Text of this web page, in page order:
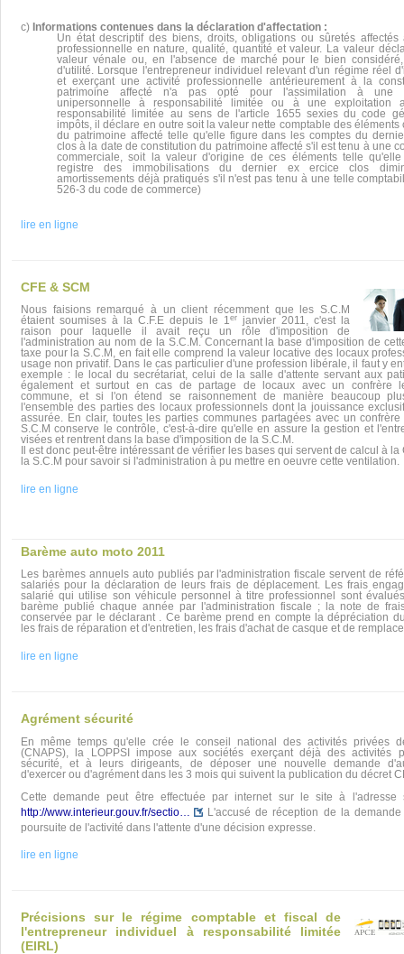
c) Informations contenues dans la déclaration d'affectation :
Un état descriptif des biens, droits, obligations ou sûretés affectés
professionnelle en nature, qualité, quantité et valeur. La valeur
valeur vénale ou, en l'absence de marché pour le bien
d'utilité. Lorsque l'entrepreneur individuel relevant d'un régime réel
et exerçant une activité professionnelle antérieurement à la
patrimoine affecté n'a pas opté pour l'assimilation à une
unipersonnelle à responsabilité limitée ou à une exploitation
responsabilité limitée au sens de l'article 1655 sexies du code
impôts, il déclare en outre soit la valeur nette comptable des éléments
du patrimoine affecté telle qu'elle figure dans les comptes du
clos à la date de constitution du patrimoine affecté s'il est tenu à une
commerciale, soit la valeur d'origine de ces éléments telle
registre des immobilisations du dernier ex ercice clos
amortissements déjà pratiqués s'il n'est pas tenu à une telle
526-3 du code de commerce)
lire en ligne
CFE & SCM
Nous faisions remarqué à un client récemment que les S.C.M
étaient soumises à la C.F.E depuis le 1 erjanvier 2011, c'est la
raison pour laquelle il avait reçu un rôle d'imposition de
l'administration au nom de la S.C.M. Concernant la base d'imposition de
taxe pour la S.C.M, en fait elle comprend la valeur locative des locaux
usage non privatif. Dans le cas particulier d'une profession libérale, il faut y
exemple : le local du secrétariat, celui de la salle d'attente servant aux
également et surtout en cas de partage de locaux avec un confrère
commune, et si l'on étend se raisonnement de manière beaucoup
l'ensemble des parties des locaux professionnels dont la jouissance
assurée. En clair, toutes les parties communes partagées avec un
S.C.M conserve le contrôle, c'est-à-dire qu'elle en assure la gestion et
visées et rentrent dans la base d'imposition de la S.C.M.
Il est donc peut-être intéressant de vérifier les bases qui servent de calcul à la
la S.C.M pour savoir si l'administration à pu mettre en oeuvre cette ventilation.
lire en ligne
Barème auto moto 2011
Les barèmes annuels auto publiés par l'administration fiscale servent de
salariés pour la déclaration de leurs frais de déplacement. Les frais
salarié qui utilise son véhicule personnel à titre professionnel sont
barème publié chaque année par l'administration fiscale ; la note de
conservée par le déclarant . Ce barème prend en compte la dépréciation
les frais de réparation et d'entretien, les frais d'achat de casque et de
lire en ligne
Agrément sécurité
En même temps qu'elle crée le conseil national des activités privées
(CNAPS), la LOPPSI impose aux sociétés exerçant déjà des activités
sécurité, et à leurs dirigeants, de déposer une nouvelle demande
d'exercer ou d'agrément dans les 3 mois qui suivent la publication du décret
Cette demande peut être effectuée par internet sur le site à l'adresse
http://www.interieur.gouv.fr/sectio…
L'accusé de réception de la
poursuite de l'activité dans l'attente d'une décision expresse.
lire en ligne
Précisions sur le régime comptable et fiscal de
l'entrepreneur individuel à responsabilité limitée
(EIRL)